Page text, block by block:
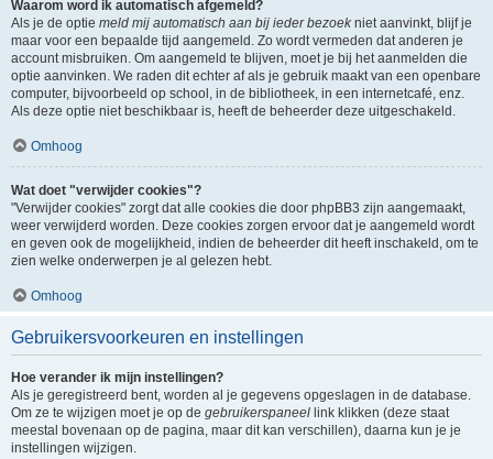
Waarom word ik automatisch afgemeld?
Als je de optie meld mij automatisch aan bij ieder bezoekniet aanvinkt, blijf je
maar voor een bepaalde tijd aangemeld. Zo wordt vermeden dat anderen je
account misbruiken. Om aangemeld te blijven, moet je bij het aanmelden die
optie aanvinken. We raden dit echter af als je gebruik maakt van een openbare
computer, bijvoorbeeld op school, in de bibliotheek, in een internetcafé, enz.
Als deze optie niet beschikbaar is, heeft de beheerder deze uitgeschakeld.
Omhoog
Wat doet "verwijder cookies"?
"Verwijder cookies" zorgt dat alle cookies die door phpBB3 zijn aangemaakt,
weer verwijderd worden. Deze cookies zorgen ervoor dat je aangemeld wordt
en geven ook de mogelijkheid, indien de beheerder dit heeft inschakeld, om te
zien welke onderwerpen je al gelezen hebt.
Omhoog
Gebruikersvoorkeuren en instellingen
Hoe verander ik mijn instellingen?
Als je geregistreerd bent, worden al je gegevens opgeslagen in de database.
Om ze te wijzigen moet je op de gebruikerspaneel link klikken (deze staat
meestal bovenaan op de pagina, maar dit kan verschillen), daarna kun je je
instellingen wijzigen.